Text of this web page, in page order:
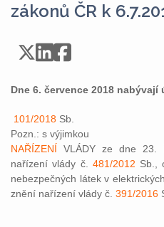
zákonů ČR k
Dne 6. července 2018 nabývají
101/2018 Sb.
Pozn.: s výjimkou
NAŘÍZENÍ VLÁDY ze dne 23.
nařízení vlády č. 481/2012 Sb.,
nebezpečných látek v
znění nařízení vlády č. 391/2016